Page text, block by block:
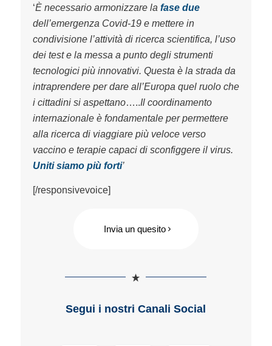
‘È necessario armonizzare la fase due
dell’emergenza Covid-19 e mettere in
condivisione l’attività di ricerca scientifica, l’uso
dei test e la messa a punto degli strumenti
tecnologici più innovativi. Questa è la strada da
intraprendere per dare all’Europa quel ruolo che
i cittadini si aspettano…..Il coordinamento
internazionale è fondamentale per permettere
alla ricerca di viaggiare più veloce verso
vaccino e terapie capaci di sconfiggere il virus.
Uniti siamo più forti’
[/responsivevoice]
Invia un quesito
Segui i nostri Canali Social